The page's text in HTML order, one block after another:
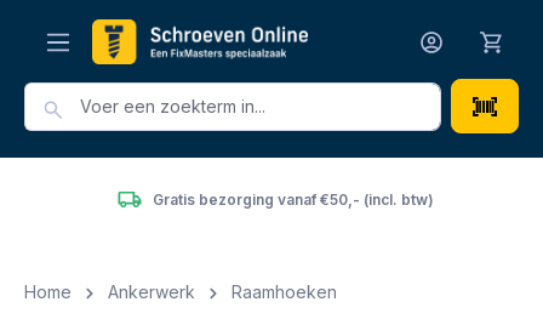
Gratis bezorging vanaf €50,- (incl. btw)
Home Ankerwerk Raamhoeken